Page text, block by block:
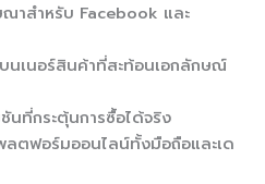
าสำหรับ Facebook และ
นเนอร์สินค้าที่สะท้อนเอกลักษณ์
นที่กระตุ้นการซื้อได้จริง
ตฟอร์มออนไลน์ทั้งมือถือและเด